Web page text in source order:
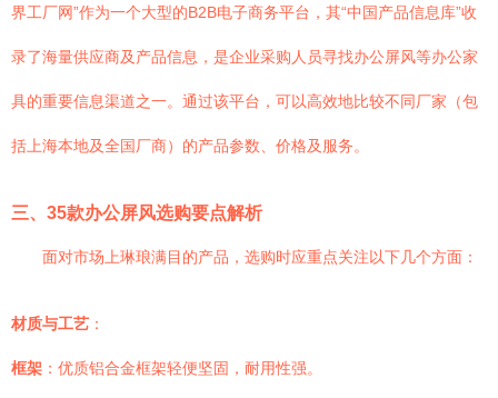
界工厂网”作为一个大型的B2B电子商务平台，其“中国产品信息库”收
录了海量供应商及产品信息，是企业采购人员寻找办公屏风等办公家
具的重要信息渠道之一。通过该平台，可以高效地比较不同厂家（包
括上海本地及全国厂商）的产品参数、价格及服务。
三、35款办公屏风选购要点解析
面对市场上琳琅满目的产品，选购时应重点关注以下几个方面：
材质与工艺 ：
框架 ：优质铝合金框架轻便坚固，耐用性强。